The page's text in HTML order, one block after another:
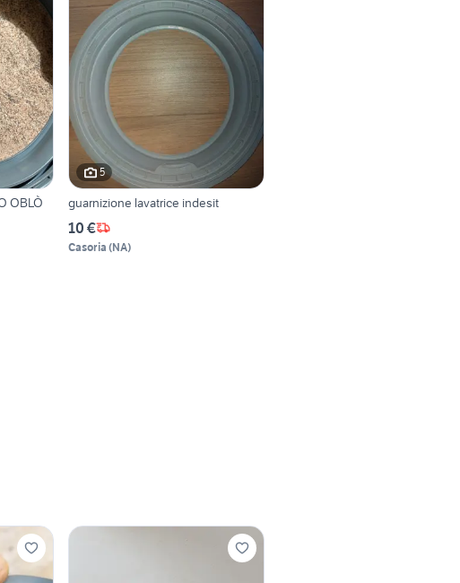
OBLÒ
5
guarnizione lavatrice indesit
10 €
Casoria (NA)